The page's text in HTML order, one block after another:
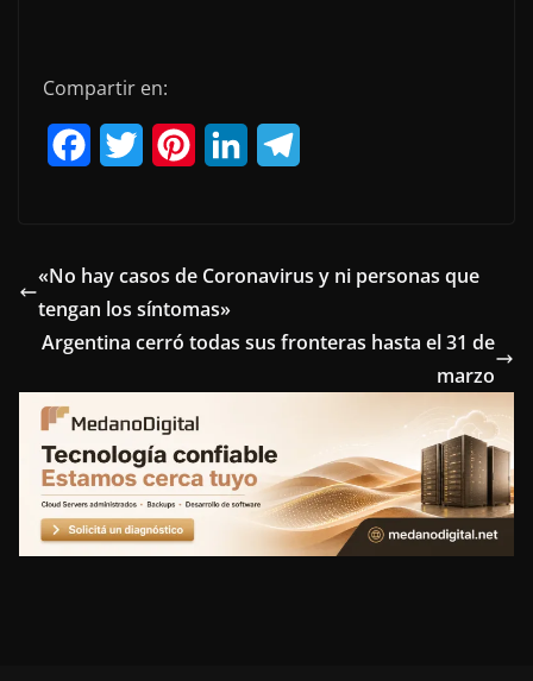
Compartir en:
e
b
o
o
k
t
t
e
r
t
e
r
e
s
t
k
d
I
n
e
r
a
«No hay casos de Coronavirus y ni personas que
tengan los síntomas»
Argentina cerró todas sus fronteras hasta el 31 de
marzo